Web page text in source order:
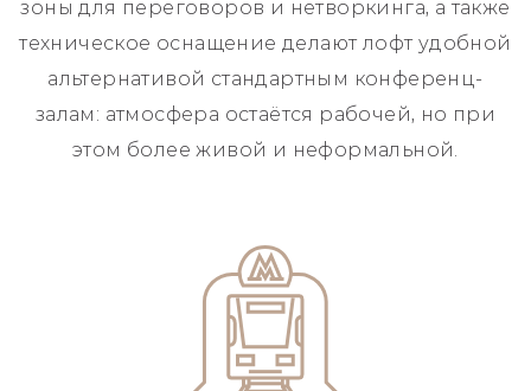
зоны для переговоров и нетворкинга, а также
техническое оснащение делают лофт удобной
альтернативой стандартным конференц-
залам: атмосфера остаётся рабочей, но при
этом более живой и неформальной.